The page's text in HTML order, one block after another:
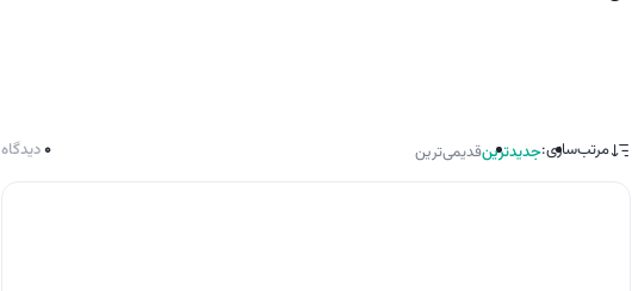
مرتب‌سازی:جدیدترینقدیمی‌ترین 0دیدگاه